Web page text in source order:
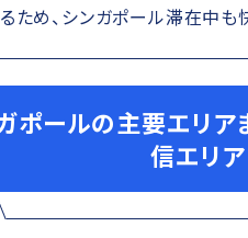
ため、シンガポール滞在中も
ポールの主要エリア
信エリア